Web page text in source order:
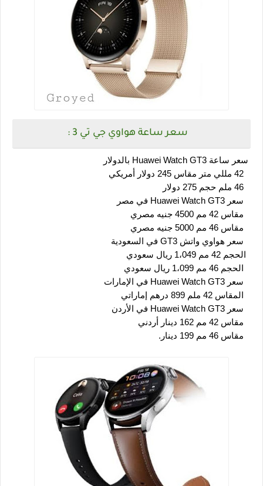
سعر ساعة هواوي جي تي 3 :
سعر ساعة Huawei Watch GT3 بالدولار
سعر Huawei Watch GT3 في مصر
مقاس 42 مم 4500 جنيه مصري
مقاس 46 مم 5000 جنيه مصري
سعر هواوي واتش GT3 في السعودية
الحجم 42 مم 1،049 ريال سعودي
الحجم 46 مم 1،099 ريال سعودي
سعر Huawei Watch GT3 في الإمارات
المقاس 42 ملم 899 درهم إماراتي
سعر Huawei Watch GT3 في الأردن
مقاس 42 مم 162 دينار أردني
مقاس 46 مم 199 دينار.